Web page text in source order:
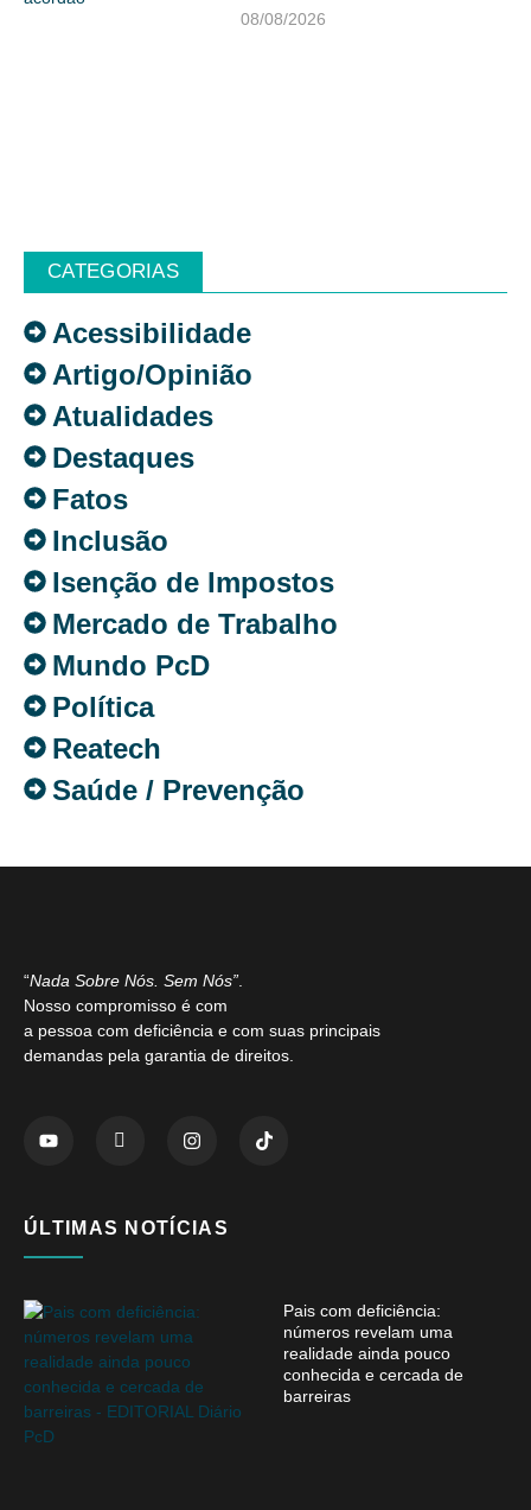
08/08/2026
CATEGORIAS
Acessibilidade
Artigo/Opinião
Atualidades
Destaques
Fatos
Inclusão
Isenção de Impostos
Mercado de Trabalho
Mundo PcD
Política
Reatech
Saúde / Prevenção
“Nada Sobre Nós. Sem Nós”
Nosso compromisso é com
a pessoa com deficiência e com suas principais
demandas pela garantia de direitos.
ÚLTIMAS NOTÍCIAS
Pais com deficiência:
números revelam uma
realidade ainda pouco
conhecida e cercada de
barreiras